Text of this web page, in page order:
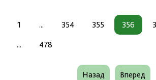
1 ... 354 355 356
... 478
Назад Вперед